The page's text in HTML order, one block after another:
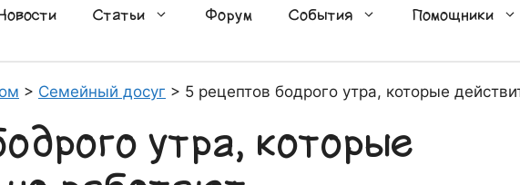
Статьи Форум События Помощники
> Семейный досуг > 5 рецептов бодрого утра, которые
утра, которые